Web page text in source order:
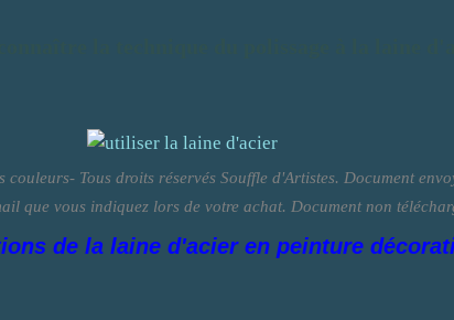
couleurs- Tous droits réservés Souffle d'Artistes. Document
que vous indiquez lors de votre achat. Document non
de la laine d'acier en peinture